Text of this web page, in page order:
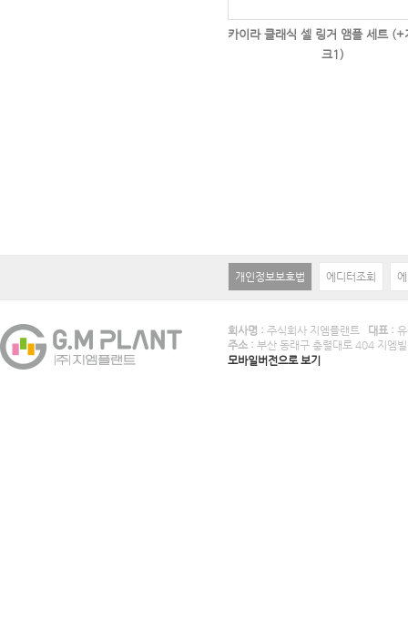
카이라 클래식 셀 링거 앰플 세트 (+
크1)
개인정보보호법 에디터조회
회사명 : 주식회사 지엠플랜트 대표 :
주소 : 부산 동래구 충렬대로 404 지엠
모바일버전으로 보기